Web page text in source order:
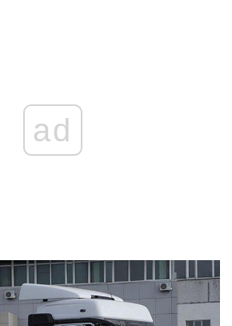
ad